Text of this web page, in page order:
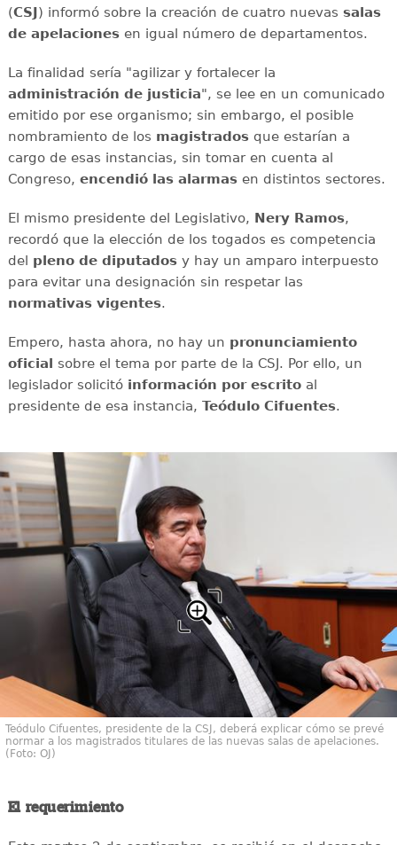
(CSJ) informó sobre la creación de cuatro nuevas salas
de apelacionesen igual número de departamentos.
La finalidad sería "agilizar y fortalecer la
administración de justicia", se lee en un comunicado
emitido por ese organismo; sin embargo, el posible
nombramiento de los magistradosque estarían a
cargo de esas instancias, sin tomar en cuenta al
Congreso, encendió las alarmasen distintos sectores.
El mismo presidente del Legislativo, Nery Ramos,
recordó que la elección de los togados es competencia
del pleno de diputadosy hay un amparo interpuesto
para evitar una designación sin respetar las
normativas vigentes.
Empero, hasta ahora, no hay un pronunciamiento
oficial sobre el tema por parte de la CSJ. Por ello, un
legislador solicitóinformación por escritoal
presidente de esa instancia, Teódulo Cifuentes.
Teódulo Cifuentes, presidente de la CSJ, deberá explicar cómo se prevé
normar a los magistrados titulares de las nuevas salas de apelaciones.
(Foto: OJ)
El requerimiento